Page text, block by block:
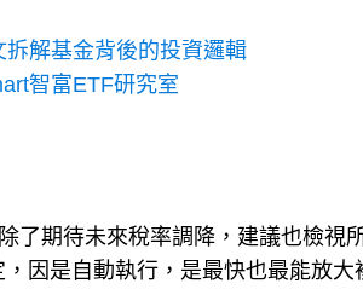
解基金背後的投資邏輯
智富ETF研究室
了期待未來稅率調降，建議也檢視
因是自動執行，是最快也最能放大